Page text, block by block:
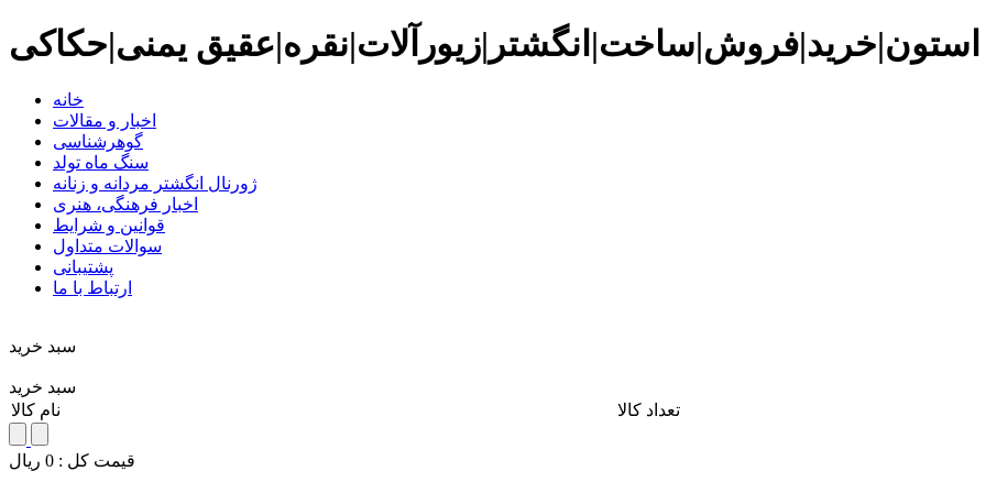
استون|خرید|فروش|ساخت|انگشتر|زیورآلات|نقره|عقیق یمنی|حکاکی
خانه
اخبار و مقالات
گوهرشناسی
سنگ ماه تولد
ژورنال انگشتر مردانه و زنانه
اخبار فرهنگی، هنری
قوانین و شرایط
سوالات متداول
پشتیبانی
ارتباط با ما
سبد خريد
سبد خرید
نام کالا
تعداد کالا
قيمت کل : 0 ريال